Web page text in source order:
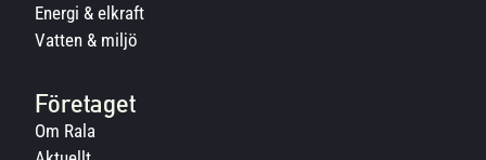
Energi & elkraft
Vatten & miljö
Företaget
Om Rala